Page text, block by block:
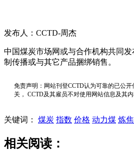
发布人：CCTD-周杰
中国煤炭市场网或与合作机构共同
制传播或与其它产品捆绑销售。
免责声明：网站刊登CCTD认为可靠的已公
关， CCTD及其雇员不对使用网站信息及其
关键词： 煤炭 指数 价格 动力煤 炼
相关阅读：